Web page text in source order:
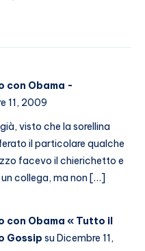
con Obama -
11, 2009
visto che la sorellina
il particolare qualche
facevo il chierichetto e
collega, ma non […]
con Obama « Tutto il
Gossip su Dicembre 11,